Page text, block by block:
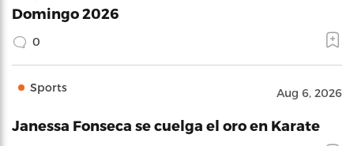
Domingo 2026
0
Sports Aug 6, 2026
Janessa Fonseca se cuelga el oro en Karate